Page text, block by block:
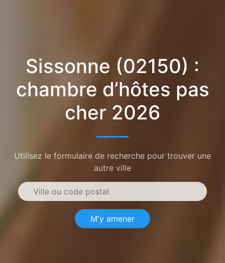
Sissonne (02150) :
chambre d’hôtes pas
cher 2026
Utilisez le formulaire de recherche pour trouver une
autre ville
M'y amener